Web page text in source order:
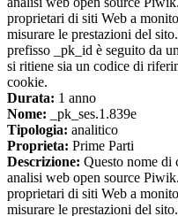
proprietari di siti Web a
misurare le prestazioni del
prefisso _pk_id è seguito da
si ritiene sia un codice di
cookie.
Durata: 1 anno
Nome: _pk_ses.1.839e
Tipologia: analitico
Proprieta: Prime Parti
Descrizione: Questo nome di
analisi web open source
proprietari di siti Web a
misurare le prestazioni del